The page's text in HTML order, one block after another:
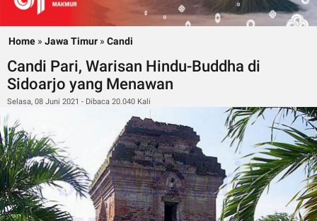
Home » Jawa Timur » Candi
Candi Pari, Warisan Hindu-Buddha di
Sidoarjo yang Menawan
Selasa, 08 Juni 2021 - Dibaca 20.040 Kali